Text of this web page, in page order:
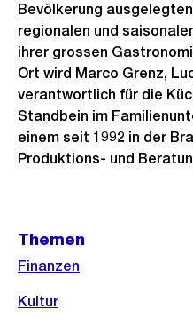
Bevölkerung
regionalen und
ihrer grossen
Ort wird Marco Grenz,
verantwortlich für die
Standbein im
einem seit 1992 in der
Produktions- und
Informationen
Themen
Finanzen
Kultur